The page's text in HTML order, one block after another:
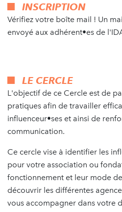
INSCRIPTION
Vérifiez votre boîte mail ! Un
envoyé aux adhérent•es de
LE CERCLE
L'objectif de ce Cercle est de
pratiques afin de travailler
influenceur•ses et ainsi de
communication.
Ce cercle vise à identifier les
pour votre association ou
fonctionnement et leur mode
découvrir les différentes
vous accompagner dans votre